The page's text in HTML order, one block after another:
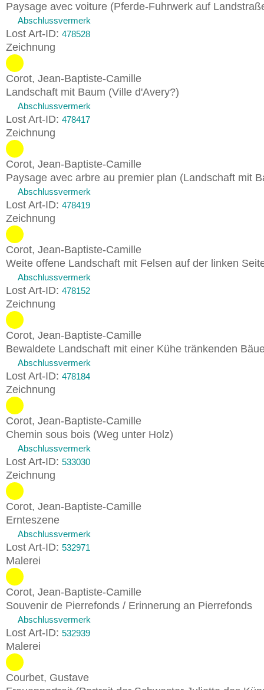
Paysage avec voiture (Pferde-Fuhrwerk auf
Abschlussvermerk
Lost Art-ID: 478528
Zeichnung
Corot, Jean-Baptiste-Camille
Landschaft mit Baum (Ville d'Avery?)
Abschlussvermerk
Lost Art-ID: 478417
Zeichnung
Corot, Jean-Baptiste-Camille
Paysage avec arbre au premier plan (Landschaft mit
Abschlussvermerk
Lost Art-ID: 478419
Zeichnung
Corot, Jean-Baptiste-Camille
Weite offene Landschaft mit Felsen auf der linken
Abschlussvermerk
Lost Art-ID: 478152
Zeichnung
Corot, Jean-Baptiste-Camille
Bewaldete Landschaft mit einer Kühe tränkenden
Abschlussvermerk
Lost Art-ID: 478184
Zeichnung
Corot, Jean-Baptiste-Camille
Chemin sous bois (Weg unter Holz)
Abschlussvermerk
Lost Art-ID: 533030
Zeichnung
Corot, Jean-Baptiste-Camille
Ernteszene
Abschlussvermerk
Lost Art-ID: 532971
Malerei
Corot, Jean-Baptiste-Camille
Souvenir de Pierrefonds / Erinnerung an Pierrefonds
Abschlussvermerk
Lost Art-ID: 532939
Malerei
Courbet, Gustave